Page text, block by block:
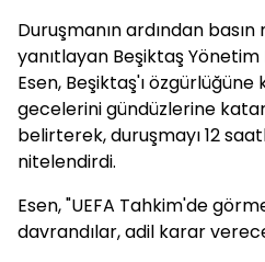
Duruşmanın ardından basın
yanıtlayan Beşiktaş Yönetim
Esen, Beşiktaş'ı
gecelerini gündüzlerine
belirterek, duruşmayı 12
nitelendirdi.
Esen, "UEFA Tahkim'de
davrandılar, adil karar